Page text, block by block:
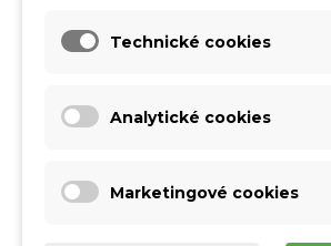
Kontakt
Technické cookies
Analytické cookies
Marketingové cookies